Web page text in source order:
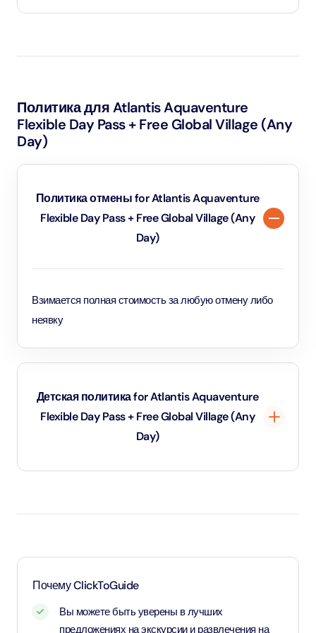
most of your visit.
Политика для Atlantis Aquaventure
Flexible Day Pass + Free Global Village (Any
Day)
Политика отмены for Atlantis Aquaventure
Flexible Day Pass + Free Global Village (Any
Day)
Взимается полная стоимость за любую отмену либо
неявку
Детская политика for Atlantis Aquaventure
Flexible Day Pass + Free Global Village (Any
Day)
бесплатный.
тариф для взрослых
Почему ClickToGuide
Вы можете быть уверены в лучших
предложениях на экскурсии и развлечения на